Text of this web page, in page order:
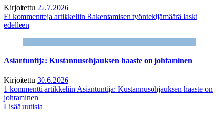
Kirjoitettu 22.7.2026
Ei kommentteja artikkeliin Rakentamisen työntekijämäärä laski
edelleen
Asiantuntija: Kustannusohjauksen haaste on johtaminen
Kirjoitettu 30.6.2026
1 kommentti artikkeliin Asiantuntija: Kustannusohjauksen haaste on
johtaminen
Lisää uutisia